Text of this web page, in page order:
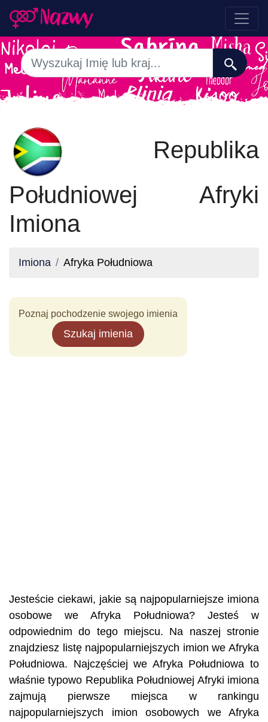
Republika
Południowej Afryki
Imiona
Imiona Afryka Południowa
Poznaj pochodzenie swojego imienia
Szukaj imienia
Jesteście ciekawi, jakie są najpopularniejsze imiona
osobowe we Afryka Południowa? Jesteś w
odpowiednim do tego miejscu. Na naszej stronie
znajdziesz listę najpopularniejszych imion we Afryka
Południowa. Najczęściej we Afryka Południowa to
właśnie typowo Republika Południowej Afryki imiona
zajmują pierwsze miejsca w rankingu
najpopularniejszych imion osobowych we Afryka